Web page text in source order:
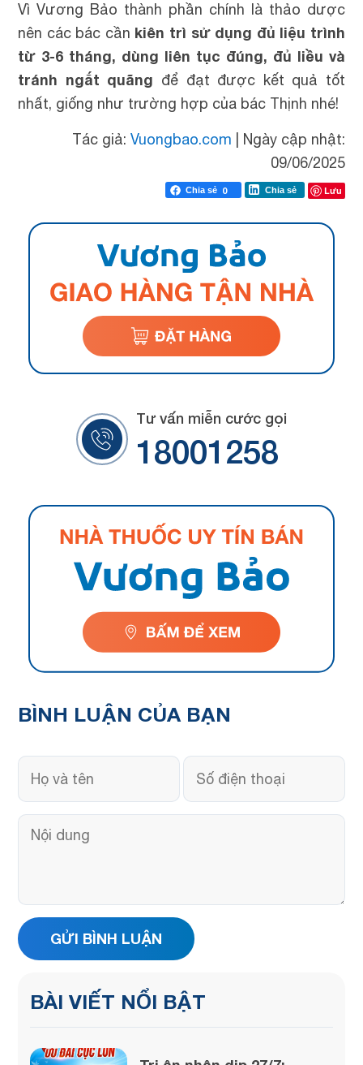
Vì Vương Bảo thành phần chính là thảo dược
nên các bác cần kiên trì sử dụng đủ liệu trình
từ 3-6 tháng, dùng liên tục đúng, đủ liều và
tránh ngắt quãng để đạt được kết quả tốt
nhất, giống như trường hợp của bác Thịnh nhé!
Tác giả: Vuongbao.com
Ngày cập nhật:
09/06/2025
Chia sẻ 0 Chia sẻ Lưu
Tư vấn miễn cước gọi
18001258
BÌNH LUẬN CỦA BẠN
BÀI VIẾT NỔI BẬT